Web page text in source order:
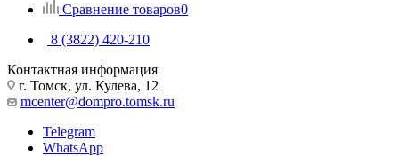
Сравнение товаров0
8 (3822) 420-210
Контактная информация
г. Томск, ул. Кулева, 12
mcenter@dompro.tomsk.ru
Telegram
WhatsApp